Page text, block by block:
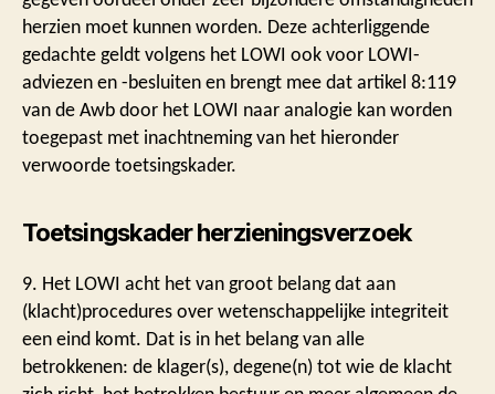
herzien moet kunnen worden. Deze achterliggende
gedachte geldt volgens het LOWI ook voor LOWI-
adviezen en -besluiten en brengt mee dat artikel 8:119
van de Awb door het LOWI naar analogie kan worden
toegepast met inachtneming van het hieronder
verwoorde toetsingskader.
Toetsingskader herzieningsverzoek
9. Het LOWI acht het van groot belang dat aan
(klacht)procedures over wetenschappelijke integriteit
een eind komt. Dat is in het belang van alle
betrokkenen: de klager(s), degene(n) tot wie de klacht